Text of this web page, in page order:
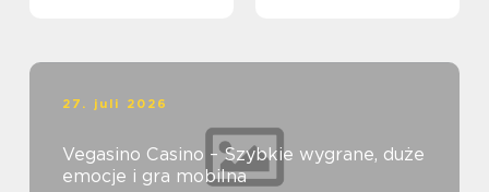
27. juli 2026
Vegasino Casino – Szybkie wygrane, duże
emocje i gra mobilna